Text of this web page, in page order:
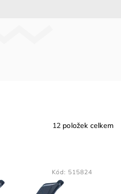
12 položek celkem
Kód: 515824